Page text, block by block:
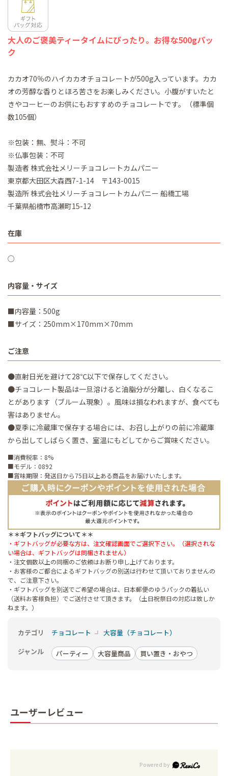
大人のご褒美ティータイムにぴったり。お得な500gパッ
ク
カカオ70％のハイカカオチョコレートが500g入っています。カカ
オの芳醇な香りとほろ苦さをお楽しみください。小腹がすいたと
きやコーヒーのお供にもおすすめのチョコレートです。（標準個
数105個）
※包装：無、熨斗：不可
※仏事包装：不可
製造者 株式会社メリーチョコレートカムパニー
東京都大田区大森西7-1-14 〒143-0015
製造所 株式会社メリーチョコレートカムパニー 船橋工場
千葉県船橋市高瀬町15-12
在庫
○
内容量・サイズ
■内容量：500g
■サイズ：250mm×170mm×70mm
ご注意
●直射日光を避けて28℃以下で保存してください。
●チョコレート製品は一旦溶けると油脂分が分離し、白くなるこ
とがあります（ブルーム現象）。風味は損なわれますが、食べても
害はありません。
●夏季に冷蔵庫で保存する場合には、お召し上がりの前に冷蔵庫
から出してしばらく置き、室温にもどしてからご賞味ください。
■消費税率：8%
■モデル：0892
■賞味期限：発送日から75日以上ある商品をお届けいたします。
＊＊ギフトバッグについて＊＊
・ギフトバッグが必要な方は、注文確認画面でご選択下さい。（選択されな
い場合は、ギフトバッグは同梱されません）
・注文個数以上の同梱のご依頼はお断り申し上げております。
・お客様のご都合によるギフトバッグの別送は行わせて頂いておりませんの
で、ご注意下さい。
・ギフトバッグを別送でご希望の場合は、日本郵便のゆうパックの着払い
（送料お客様負担）でご送付させて頂きます。（土日祝祭日の対応は致しか
ねます。）
カテゴリ チョコレート
大容量（チョコレート）
ジャンル
パーティー 大容量商品 買い置き・おやつ
ユーザーレビュー